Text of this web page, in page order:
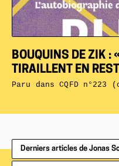
BOUQUINS DE ZIK :
TIRAILLENT EN
Paru dansCQFD n°223
Derniers articles de Jonas